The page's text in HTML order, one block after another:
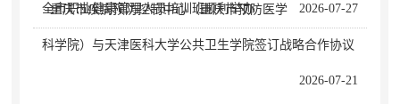
全市职业健康管理人员培训班顺利举办 2026-07-27
· 重庆市疾病预防控制中心（重庆市预防医学
科学院）与天津医科大学公共卫生学院签订战略合作协议
2026-07-21